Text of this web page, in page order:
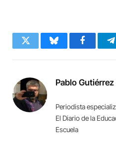
Twitter Bluesky
Pablo
Periodista
El Diario de la
Escuela